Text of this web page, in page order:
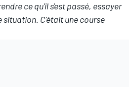
ce qu'il s'est passé, essayer
C'était une course